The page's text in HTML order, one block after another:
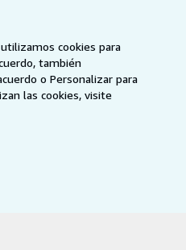
cookies para
también
o Personalizar para
las cookies, visite